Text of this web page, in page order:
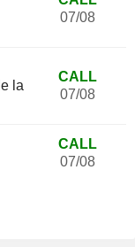
07/08
la
CALL
07/08
CALL
07/08